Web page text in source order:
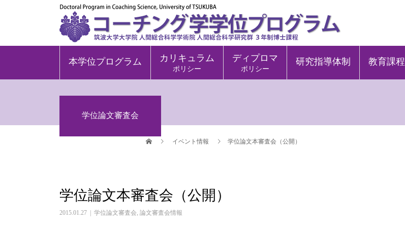
本学位プログラム カリキュラム
ポリシー
ディプロマ
ポリシー
研究指導体制 教育課程
学位論文審査会
イベント情報 学位論文本審査会（公開）
学位論文本審査会（公開）
2015.01.27 学位論文審査会, 論文審査会情報